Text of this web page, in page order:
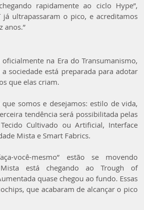
rapidamente ao ciclo Hype”,
já ultrapassaram o pico, e acreditamos
anos.”
na Era do Transumanismo,
sociedade está preparada para adotar
que elas criam.
somos e desejamos: estilo de vida,
tendência será possibilitada pelas
Cultivado ou Artificial, Interface
Mista e Smart Fabrics.
você-mesmo” estão se movendo
está chegando ao Trough of
quase chegou ao fundo. Essas
que acabaram de alcançar o pico